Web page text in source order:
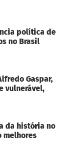
política de
no Brasil
Gaspar,
vulnerável,
da história no
melhores